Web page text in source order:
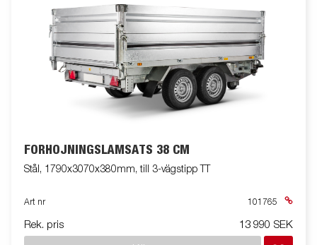
FÖRHÖJNINGSLÄMSATS 38 CM
Stål, 1790x3070x380mm, till 3-vägstipp TT
Art nr 101765
Rek. pris 13 990 SEK